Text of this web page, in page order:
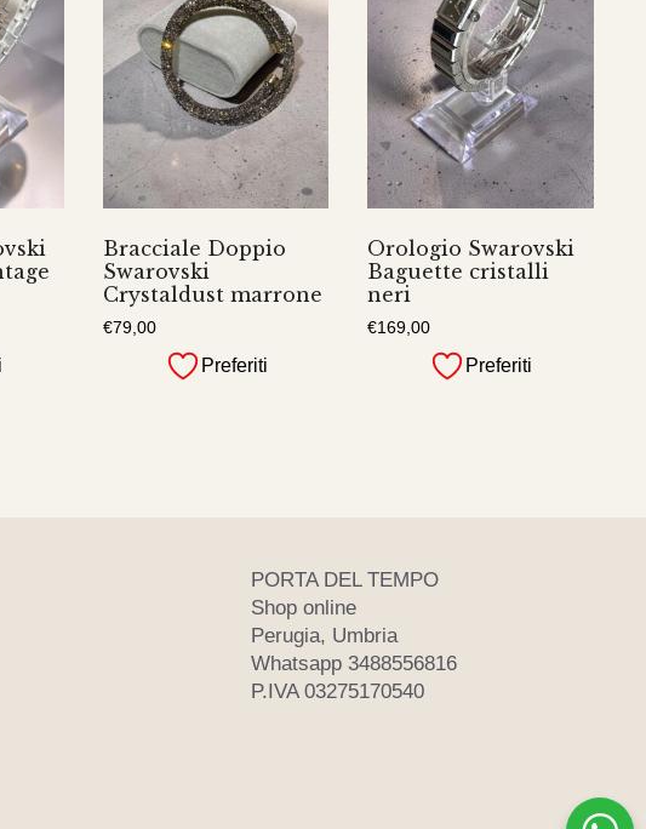
Bracciale Doppio
Swarovski
Crystaldust marrone
€79,00
Preferiti
Orologio Swarovski
Baguette cristalli
neri
€169,00
Preferiti
PORTA DEL TEMPO
Shop online
Perugia, Umbria
Whatsapp 3488556816
P.IVA 03275170540